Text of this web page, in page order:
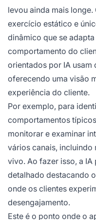
levou ainda mais
exercício estático e
dinâmico que se
comportamento do
orientados por IA usam
oferecendo uma visão
experiência do cliente.
Por exemplo, para
comportamentos
monitorar e examinar
vários canais, incluindo
vivo. Ao fazer isso, a
detalhado destacando
onde os clientes
desengajamento.
Este é o ponto onde o